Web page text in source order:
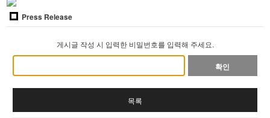
Press Release
게시글 작성 시 입력한 비밀번호를 입력해 주세요.
확인
목록